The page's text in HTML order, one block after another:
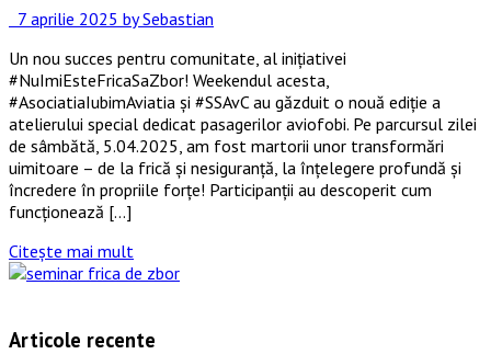
7 aprilie 2025 by Sebastian
Un nou succes pentru comunitate, al inițiativei
#NuImiEsteFricaSaZbor! Weekendul acesta,
#AsociatiaIubimAviatia și #SSAvC au găzduit o nouă ediție a
atelierului special dedicat pasagerilor aviofobi. Pe parcursul zilei
de sâmbătă, 5.04.2025, am fost martorii unor transformări
uimitoare – de la frică și nesiguranță, la înțelegere profundă și
încredere în propriile forțe! Participanții au descoperit cum
funcționează […]
Citește mai mult
Articole recente